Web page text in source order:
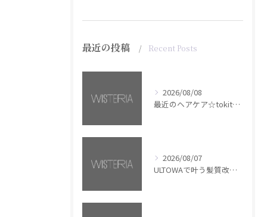
最近の投稿 Recent Posts
2026/08/08
最近のヘアケア☆tokita【銀座・美容室WISTERIA】
2026/08/07
ULTOWAで叶う髪質改善美髪カラー【銀座・美容室WISTERIA】